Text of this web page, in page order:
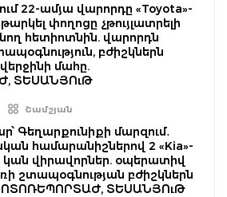
22-ամյա վարորդը «Toyota»-
փողոցը չթույլատրելի
հետիոտնին. վարորդն
բժիշկներն
մահը.
ՏԵՍԱՆՅՈւԹ
Շամշյան
Գեղարքունիքի մարզում․
համարանիշներով 2 «Kia»-
կան վիրավորներ. օպերատիվ
շտապօգնության բժիշկներն
ՏԵՍԱՆՅՈւԹ